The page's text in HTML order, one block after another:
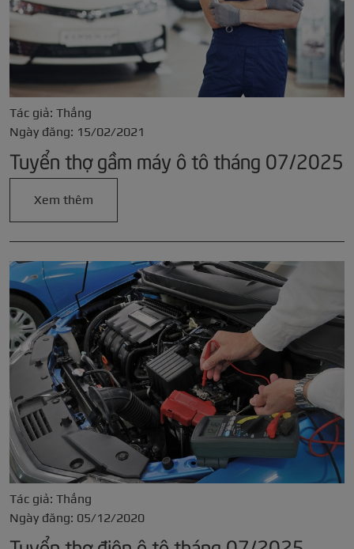
Tác giả: Thắng
Ngày đăng: 15/02/2021
Tuyển thợ gầm máy ô tô tháng 07/2025
Xem thêm
Tác giả: Thắng
Ngày đăng: 05/12/2020